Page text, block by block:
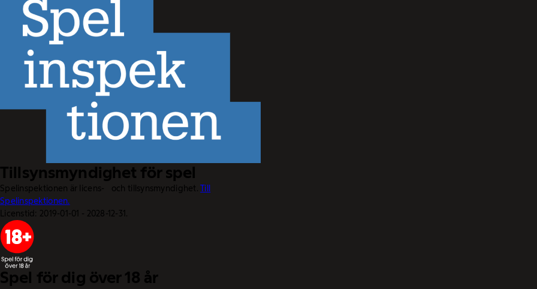
Tillsynsmyndighet för spel
Spelinspektionen är licens- och tillsynsmyndighet.Till
Spelinspektionen.
Licenstid: 2019-01-01 - 2028-12-31.
Spel för dig över 18 år